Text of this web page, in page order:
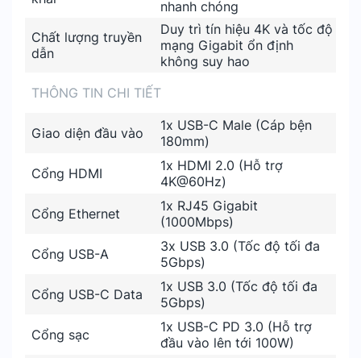
nhanh chóng
Chất lượng truyền
dẫn
Duy trì tín hiệu 4K và tốc độ
mạng Gigabit ổn định
không suy hao
THÔNG TIN CHI TIẾT
Giao diện đầu vào
1x USB-C Male (Cáp bện
180mm)
Cổng HDMI
1x HDMI 2.0 (Hỗ trợ
4K@60Hz)
Cổng Ethernet
1x RJ45 Gigabit
(1000Mbps)
Cổng USB-A
3x USB 3.0 (Tốc độ tối đa
5Gbps)
Cổng USB-C Data
1x USB 3.0 (Tốc độ tối đa
5Gbps)
Cổng sạc
1x USB-C PD 3.0 (Hỗ trợ
đầu vào lên tới 100W)